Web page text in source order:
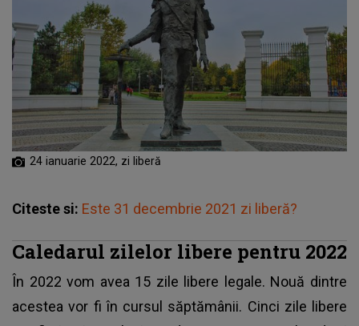
24 ianuarie 2022, zi liberă
Citeste si: Este 31 decembrie 2021 zi liberă?
Caledarul zilelor libere pentru 2022
În 2022 vom avea 15 zile libere legale. Nouă dintre
acestea vor fi în cursul săptămânii. Cinci zile libere